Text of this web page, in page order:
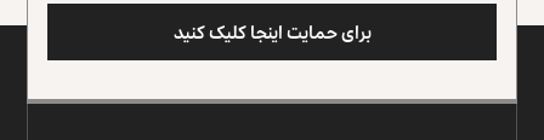
برای حمایت اینجا کلیک کنید